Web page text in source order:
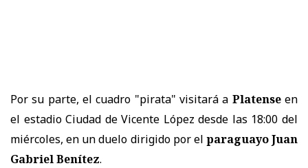
Por su parte, el cuadro "pirata" visitará a Platenseen
el estadio Ciudad de Vicente López desde las 18:00 del
miércoles, en un duelo dirigido por el paraguayo Juan
Gabriel Benítez.